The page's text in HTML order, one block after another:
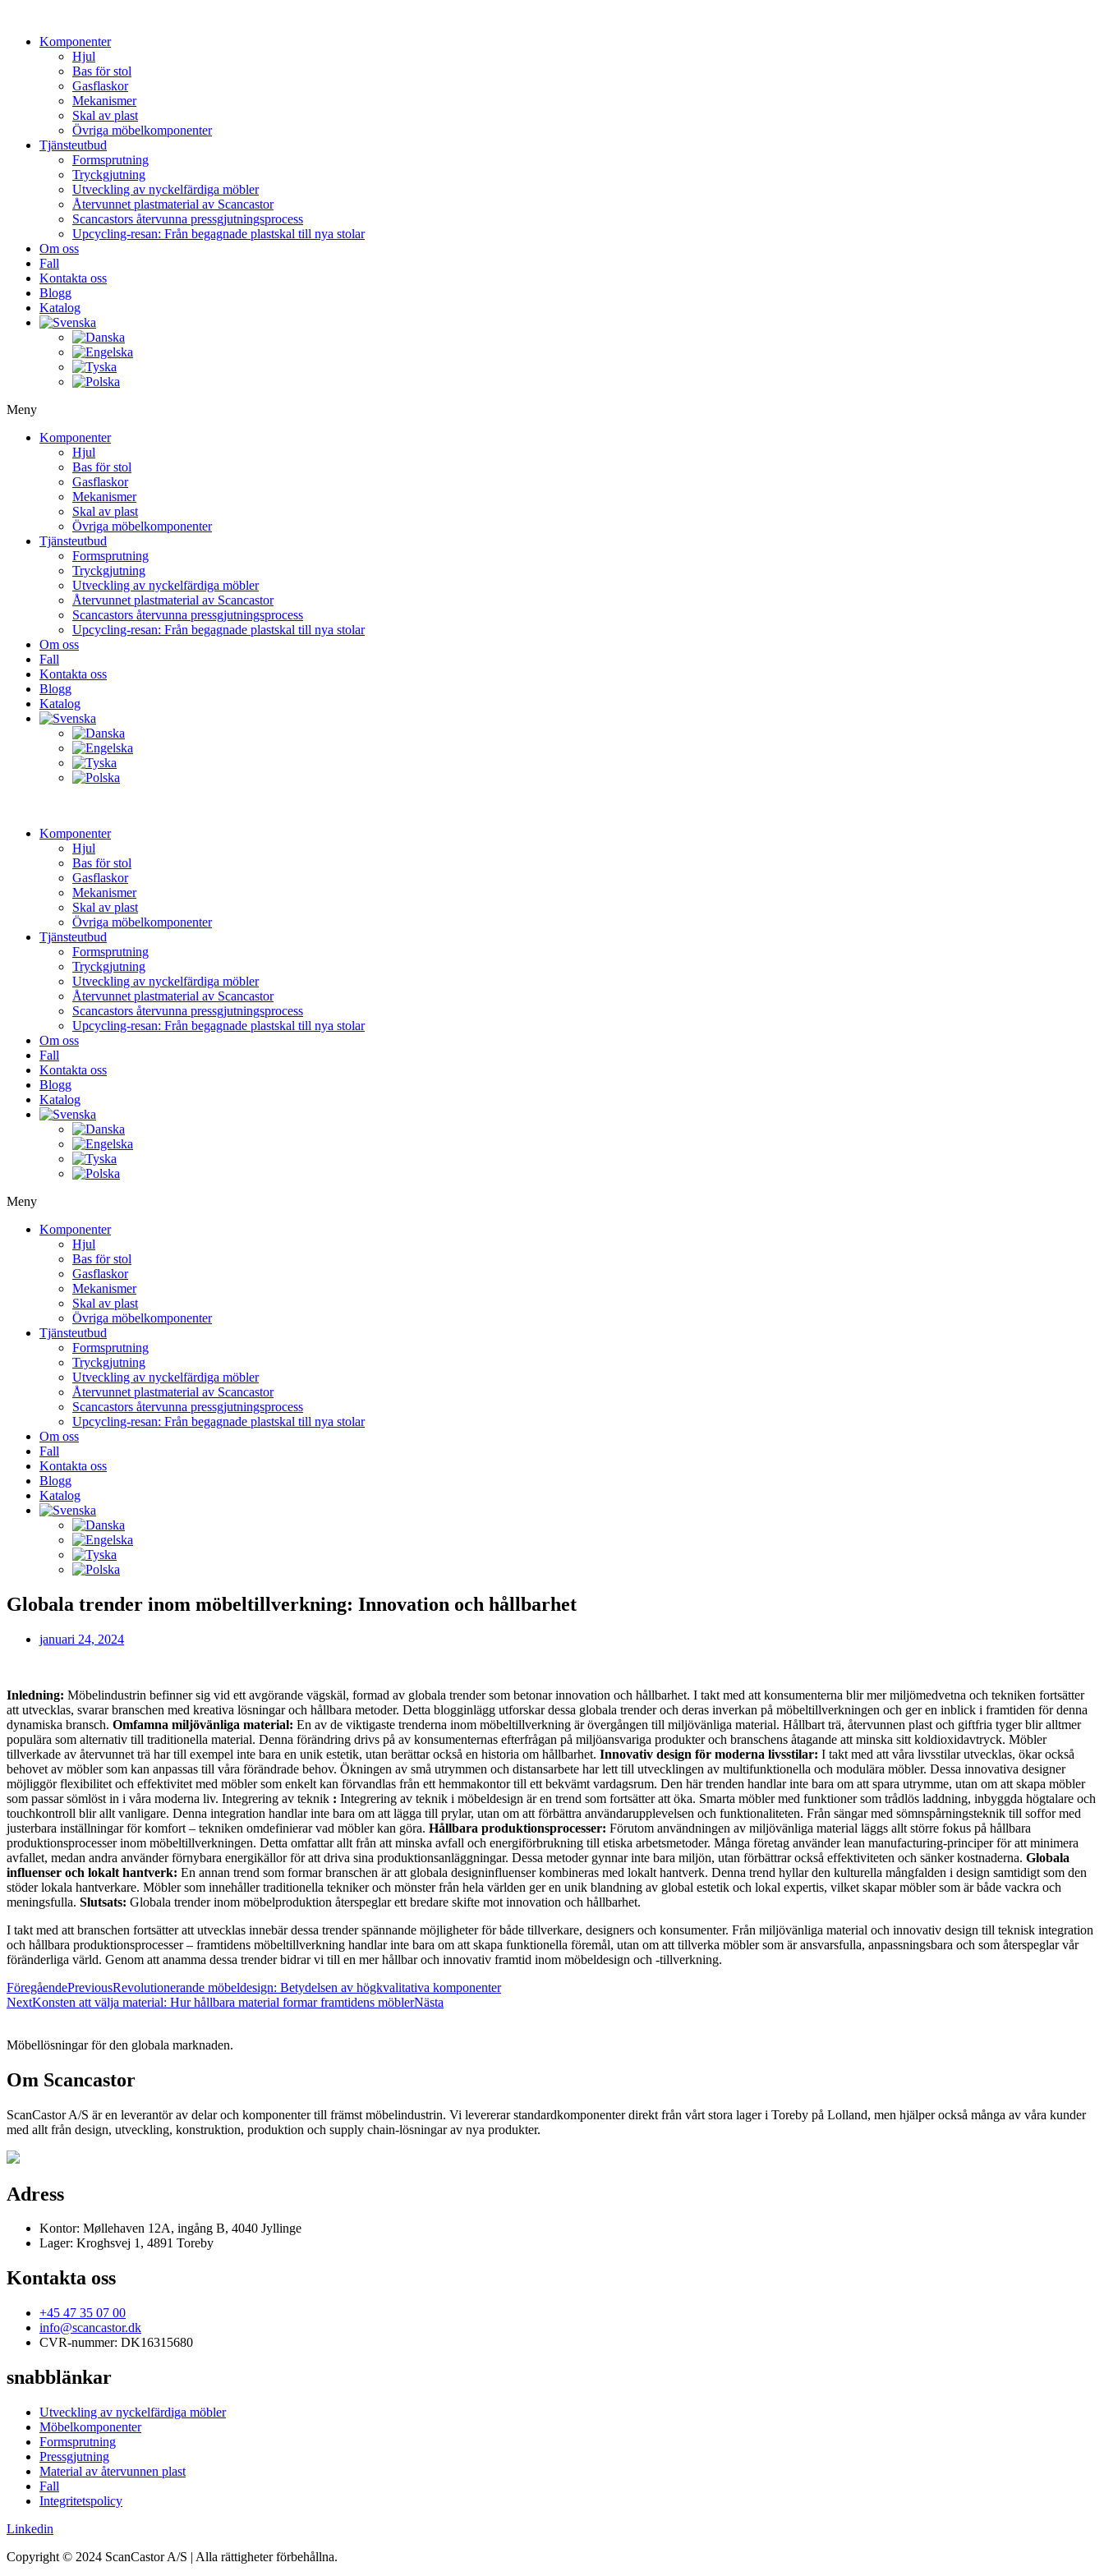
innehållKomponenter
Hjul
Bas för stol
Gasflaskor
Mekanismer
Skal av plast
Övriga möbelkomponenter
Tjänsteutbud
Formsprutning
Tryckgjutning
Utveckling av nyckelfärdiga möbler
Återvunnet plastmaterial av Scancastor
Scancastors återvunna pressgjutningsprocess
Upcycling-resan: Från begagnade plastskal till nya stolar
Om oss
Fall
Kontakta oss
Blogg
Katalog
Meny
Komponenter
Hjul
Bas för stol
Gasflaskor
Mekanismer
Skal av plast
Övriga möbelkomponenter
Tjänsteutbud
Formsprutning
Tryckgjutning
Utveckling av nyckelfärdiga möbler
Återvunnet plastmaterial av Scancastor
Scancastors återvunna pressgjutningsprocess
Upcycling-resan: Från begagnade plastskal till nya stolar
Om oss
Fall
Kontakta oss
Blogg
Katalog
Komponenter
Hjul
Bas för stol
Gasflaskor
Mekanismer
Skal av plast
Övriga möbelkomponenter
Tjänsteutbud
Formsprutning
Tryckgjutning
Utveckling av nyckelfärdiga möbler
Återvunnet plastmaterial av Scancastor
Scancastors återvunna pressgjutningsprocess
Upcycling-resan: Från begagnade plastskal till nya stolar
Om oss
Fall
Kontakta oss
Blogg
Katalog
Meny
Komponenter
Hjul
Bas för stol
Gasflaskor
Mekanismer
Skal av plast
Övriga möbelkomponenter
Tjänsteutbud
Formsprutning
Tryckgjutning
Utveckling av nyckelfärdiga möbler
Återvunnet plastmaterial av Scancastor
Scancastors återvunna pressgjutningsprocess
Upcycling-resan: Från begagnade plastskal till nya stolar
Om oss
Fall
Kontakta oss
Blogg
Katalog
Globala trender inom möbeltillverkning: Innovation och hållbarhet
januari 24, 2024
Inledning: Möbelindustrin befinner sig vid ett avgörande vägskäl, formad av globala trender som betonar innovation och hållbarhet. I takt med att konsumenterna blir mer miljömedvetna och tekniken fortsätter
att utvecklas, svarar branschen med kreativa lösningar och hållbara metoder. Detta blogginlägg utforskar dessa globala trender och deras inverkan på möbeltillverkningen och ger en inblick i framtiden för denna
dynamiska bransch. Omfamna miljövänliga material: En av de viktigaste trenderna inom möbeltillverkning är övergången till miljövänliga material. Hållbart trä, återvunnen plast och giftfria tyger blir alltmer
populära som alternativ till traditionella material. Denna förändring drivs på av konsumenternas efterfrågan på miljöansvariga produkter och branschens åtagande att minska sitt koldioxidavtryck. Möbler
tillverkade av återvunnet trä har till exempel inte bara en unik estetik, utan berättar också en historia om hållbarhet. Innovativ design för moderna livsstilar: I takt med att våra livsstilar utvecklas, ökar också
behovet av möbler som kan anpassas till våra förändrade behov. Ökningen av små utrymmen och distansarbete har lett till utvecklingen av multifunktionella och modulära möbler. Dessa innovativa designer
möjliggör flexibilitet och effektivitet med möbler som enkelt kan förvandlas från ett hemmakontor till ett bekvämt vardagsrum. Den här trenden handlar inte bara om att spara utrymme, utan om att skapa möbler
som passar sömlöst in i våra moderna liv. Integrering av teknik : Integrering av teknik i möbeldesign är en trend som fortsätter att öka. Smarta möbler med funktioner som trådlös laddning, inbyggda högtalare och
touchkontroll blir allt vanligare. Denna integration handlar inte bara om att lägga till prylar, utan om att förbättra användarupplevelsen och funktionaliteten. Från sängar med sömnspårningsteknik till soffor med
justerbara inställningar för komfort – tekniken omdefinierar vad möbler kan göra. Hållbara produktionsprocesser: Förutom användningen av miljövänliga material läggs allt större fokus på hållbara
produktionsprocesser inom möbeltillverkningen. Detta omfattar allt från att minska avfall och energiförbrukning till etiska arbetsmetoder. Många företag använder lean manufacturing-principer för att minimera
avfallet, medan andra använder förnybara energikällor för att driva sina produktionsanläggningar. Dessa metoder gynnar inte bara miljön, utan förbättrar också effektiviteten och sänker kostnaderna. Globala
influenser och lokalt hantverk: En annan trend som formar branschen är att globala designinfluenser kombineras med lokalt hantverk. Denna trend hyllar den kulturella mångfalden i design samtidigt som den
stöder lokala hantverkare. Möbler som innehåller traditionella tekniker och mönster från hela världen ger en unik blandning av global estetik och lokal expertis, vilket skapar möbler som är både vackra och
meningsfulla. Slutsats: Globala trender inom möbelproduktion återspeglar ett bredare skifte mot innovation och hållbarhet.
I takt med att branschen fortsätter att utvecklas innebär dessa trender spännande möjligheter för både tillverkare, designers och konsumenter. Från miljövänliga material och innovativ design till teknisk integration
och hållbara produktionsprocesser – framtidens möbeltillverkning handlar inte bara om att skapa funktionella föremål, utan om att tillverka möbler som är ansvarsfulla, anpassningsbara och som återspeglar vår
föränderliga värld. Genom att anamma dessa trender bidrar vi till en mer hållbar och innovativ framtid inom möbeldesign och -tillverkning.
FöregåendePreviousRevolutionerande möbeldesign: Betydelsen av högkvalitativa komponenter
NextKonsten att välja material: Hur hållbara material formar framtidens möblerNästa
Möbellösningar för den globala marknaden.
Om Scancastor
ScanCastor A/S är en leverantör av delar och komponenter till främst möbelindustrin. Vi levererar standardkomponenter direkt från vårt stora lager i Toreby på Lolland, men hjälper också många av våra kunder
med allt från design, utveckling, konstruktion, produktion och supply chain-lösningar av nya produkter.
Adress
Kontor: Møllehaven 12A, ingång B, 4040 Jyllinge
Lager: Kroghsvej 1, 4891 Toreby
Kontakta oss
+45 47 35 07 00
info@scancastor.dk
CVR-nummer: DK16315680
snabblänkar
Utveckling av nyckelfärdiga möbler
Möbelkomponenter
Formsprutning
Pressgjutning
Material av återvunnen plast
Fall
Integritetspolicy
Linkedin
Copyright © 2024 ScanCastor A/S | Alla rättigheter förbehållna.